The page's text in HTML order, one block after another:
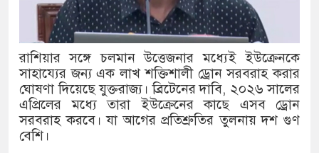
সারজিস-পাটোয়ারীসহ ১০ জনের
গুলশান থেকে সাবেক মন্ত্রী লতিফ
‘স্কুটি নাকি গোল্ড?’
এর ফ্রিডম ব্র্যান্ড, বাড়ল ক্যাম্পেইনের
রাশিয়ার সঙ্গে চলমান উত্তেজনার মধ্যেই ইউক্রেনকে
সাহায্যের জন্য এক লাখ শক্তিশালী ড্রোন সরবরাহ করার
ঘোষণা দিয়েছে যুক্তরাজ্য। ব্রিটেনের দাবি, ২০২৬ সালের
এপ্রিলের মধ্যে তারা ইউক্রেনের কাছে এসব ড্রোন
সরবরাহ করবে। যা আগের প্রতিশ্রুতির তুলনায় দশ গুণ
বেশি।